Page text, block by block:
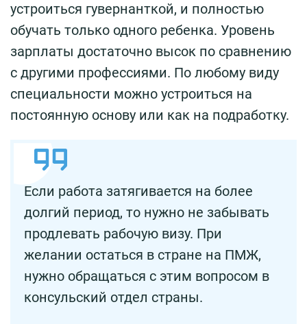
устроиться гувернанткой, и полностью
обучать только одного ребенка. Уровень
зарплаты достаточно высок по сравнению
с другими профессиями. По любому виду
специальности можно устроиться на
постоянную основу или как на подработку.
Если работа затягивается на более
долгий период, то нужно не забывать
продлевать рабочую визу. При
желании остаться в стране на ПМЖ,
нужно обращаться с этим вопросом в
консульский отдел страны.